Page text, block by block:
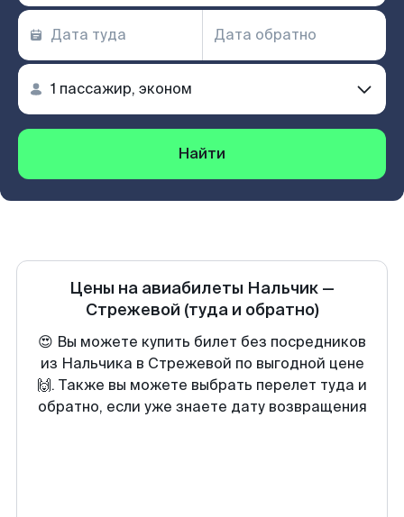
Найти
Цены на авиабилеты Нальчик —
Стрежевой (туда и обратно)
😍 Вы можете купить билет без посредников
из Нальчика в Стрежевой по выгодной цене
🙌. Также вы можете выбрать перелет туда и
обратно, если уже знаете дату возвращения